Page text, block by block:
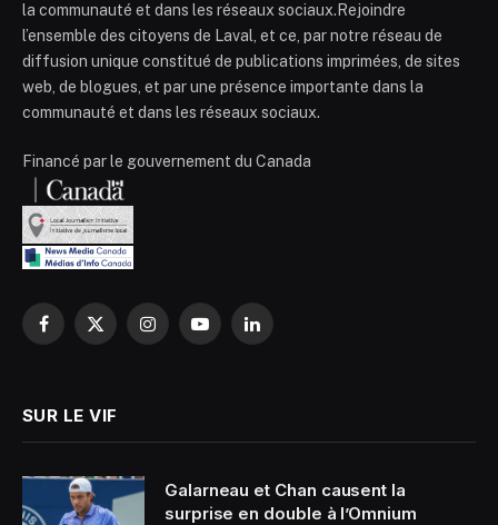
la communauté et dans les réseaux sociaux.Rejoindre
l’ensemble des citoyens de Laval, et ce, par notre réseau de
diffusion unique constitué de publications imprimées, de sites
web, de blogues, et par une présence importante dans la
communauté et dans les réseaux sociaux.
Financé par le gouvernement du Canada
Facebook
X
InstagramYouTubeLinkedIn
SUR LE VIF
Galarneau et Chan causent la
surprise en double à l’Omnium